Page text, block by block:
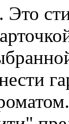
Это